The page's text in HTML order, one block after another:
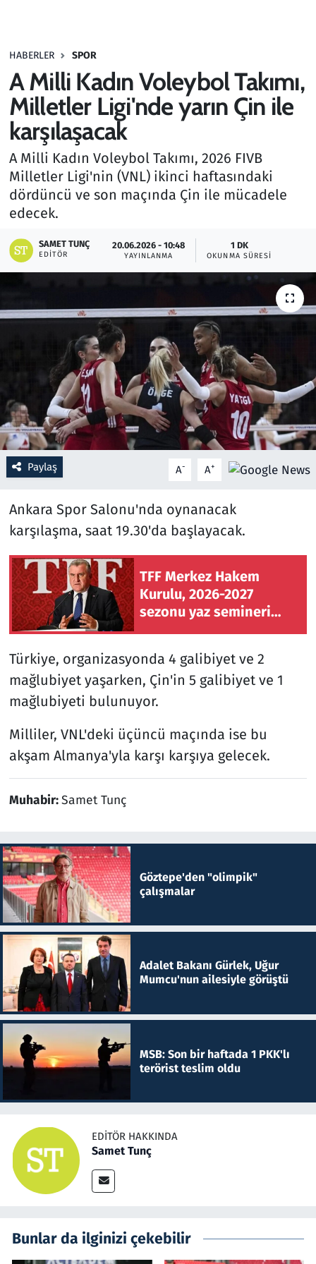
HABERLER SPOR
A Milli Kadın Voleybol Takımı,
Milletler Ligi'nde yarın Çin ile
karşılaşacak
A Milli Kadın Voleybol Takımı, 2026 FIVB
Milletler Ligi'nin (VNL) ikinci haftasındaki
dördüncü ve son maçında Çin ile mücadele
edecek.
SAMET TUNÇ
EDITÖR
20.06.2026 - 10:48
YAYINLANMA
1 DK
OKUNMA SÜRESI
Paylaş A- A+
Ankara Spor Salonu'nda oynanacak
karşılaşma, saat 19.30'da başlayacak.
TFF Merkez Hakem
Kurulu, 2026-2027
sezonu yaz semineri
Türkiye, organizasyonda 4 galibiyet ve 2
mağlubiyet yaşarken, Çin'in 5 galibiyet ve 1
mağlubiyeti bulunuyor.
Milliler, VNL'deki üçüncü maçında ise bu
akşam Almanya'yla karşı karşıya gelecek.
Muhabir:Samet Tunç
Göztepe'den "olimpik"
çalışmalar
Adalet Bakanı Gürlek, Uğur
Mumcu'nun ailesiyle görüştü
MSB: Son bir haftada 1 PKK'lı
terörist teslim oldu
EDITÖR HAKKINDA
Samet Tunç
Bunlar da ilginizi çekebilir
Haber
Kültür Sanat
Kurumsal Haberler
Lezzet Durağı
Memur ve Kamu
Otomobil
Oyun
Ramazan
Resmi İlanlar
Rüya Tabirleri
Sağlık
Savunma Sanayi
Spor
Teknoloji ve Bilim
Televizyon